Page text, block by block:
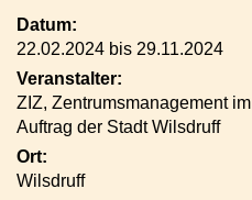
Datum:
22.02.2024 bis 29.11.2024
Veranstalter:
ZIZ, Zentrumsmanagement im
Auftrag der Stadt Wilsdruff
Ort:
Wilsdruff